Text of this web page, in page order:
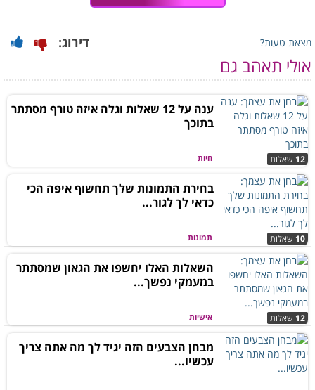
מצאת טעות? דירוג:
אולי תאהב גם
חיות 12 שאלות
ענה על 12 שאלות וגלה איזה טורף מסתתר
בתוכך
תמונות 10 שאלות
בחירת התמונות שלך תחשוף איפה הכי
כדאי לך לגור...
אישיות 12 שאלות
השאלות האלו יחשפו את הגאון שמסתתר
במעמקי נפשך...
מבחן הצבעים הזה יגיד לך מה אתה צריך
עכשיו...